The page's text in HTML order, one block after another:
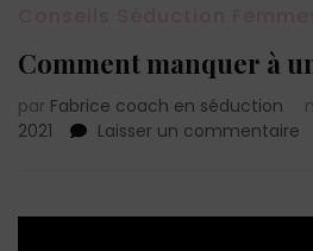
Comment manquer à
par Fabrice coach en séduction
2021
Laisser un commentaire